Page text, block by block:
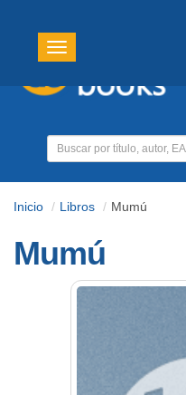
Toggle navigation
Inicio Libros Mumú
Mumú